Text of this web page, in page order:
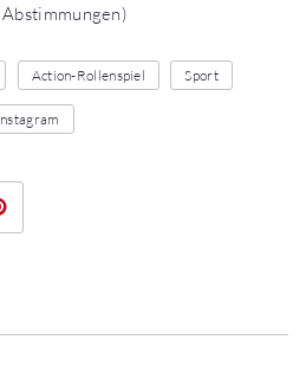
)
Action-Rollenspiel Sport